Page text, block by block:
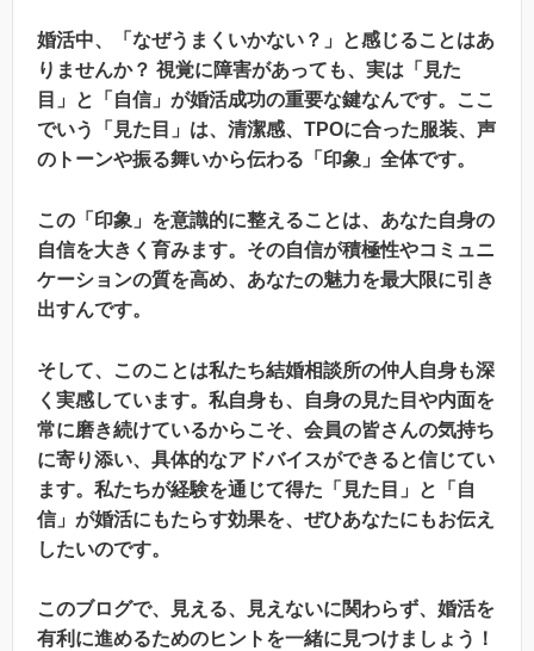
婚活中、「なぜうまくいかない？」と感じることはあ
りませんか？ 視覚に障害があっても、実は「見た
目」と「自信」が婚活成功の重要な鍵なんです。ここ
でいう「見た目」は、清潔感、TPOに合った服装、声
のトーンや振る舞いから伝わる「印象」全体です。
この「印象」を意識的に整えることは、あなた自身の
自信を大きく育みます。その自信が積極性やコミュニ
ケーションの質を高め、あなたの魅力を最大限に引き
出すんです。
そして、このことは私たち結婚相談所の仲人自身も深
く実感しています。私自身も、自身の見た目や内面を
常に磨き続けているからこそ、会員の皆さんの気持ち
に寄り添い、具体的なアドバイスができると信じてい
ます。私たちが経験を通じて得た「見た目」と「自
信」が婚活にもたらす効果を、ぜひあなたにもお伝え
したいのです。
このブログで、見える、見えないに関わらず、婚活を
有利に進めるためのヒントを一緒に見つけましょう！